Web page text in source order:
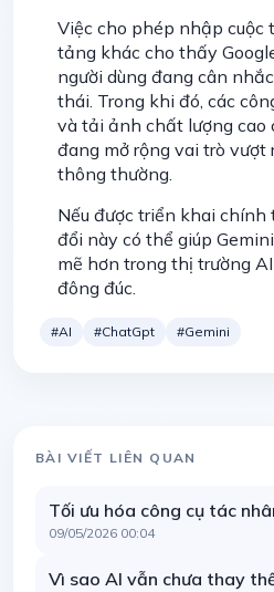
Việc cho phép nhập cuộc
tảng khác cho thấy
người dùng đang cân
thái. Trong khi đó, các
và tải ảnh chất lượng cao
đang mở rộng vai trò vượt
thông thường.
Nếu được triển khai chính
đổi này có thể giúp
mẽ hơn trong thị trường
đông đúc.
#AI #ChatGpt #Gemini
BÀI VIẾT LIÊN QUAN
Tối ưu hóa công cụ tác
09/05/2026 00:04
Vì sao AI vẫn chưa thay